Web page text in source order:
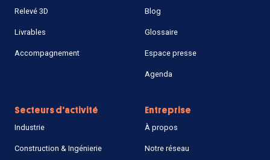
Relevé 3D
Livrables
Accompagnement
Secteurs d'activité
Industrie
Construction & Ingénierie
Blog
Glossaire
Espace presse
Agenda
Entreprise
À propos
Notre réseau